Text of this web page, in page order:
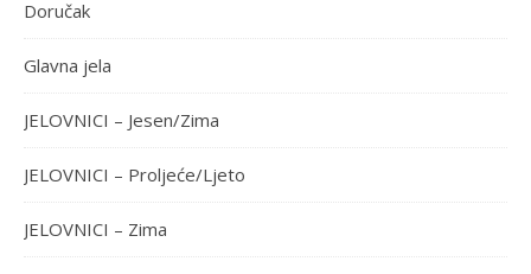
Doručak
Glavna jela
JELOVNICI – Jesen/Zima
JELOVNICI – Proljeće/Ljeto
JELOVNICI – Zima